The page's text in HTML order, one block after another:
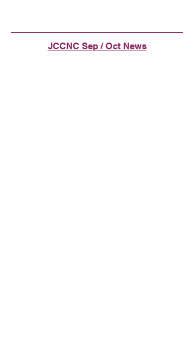
JCCNC Sep / Oct News